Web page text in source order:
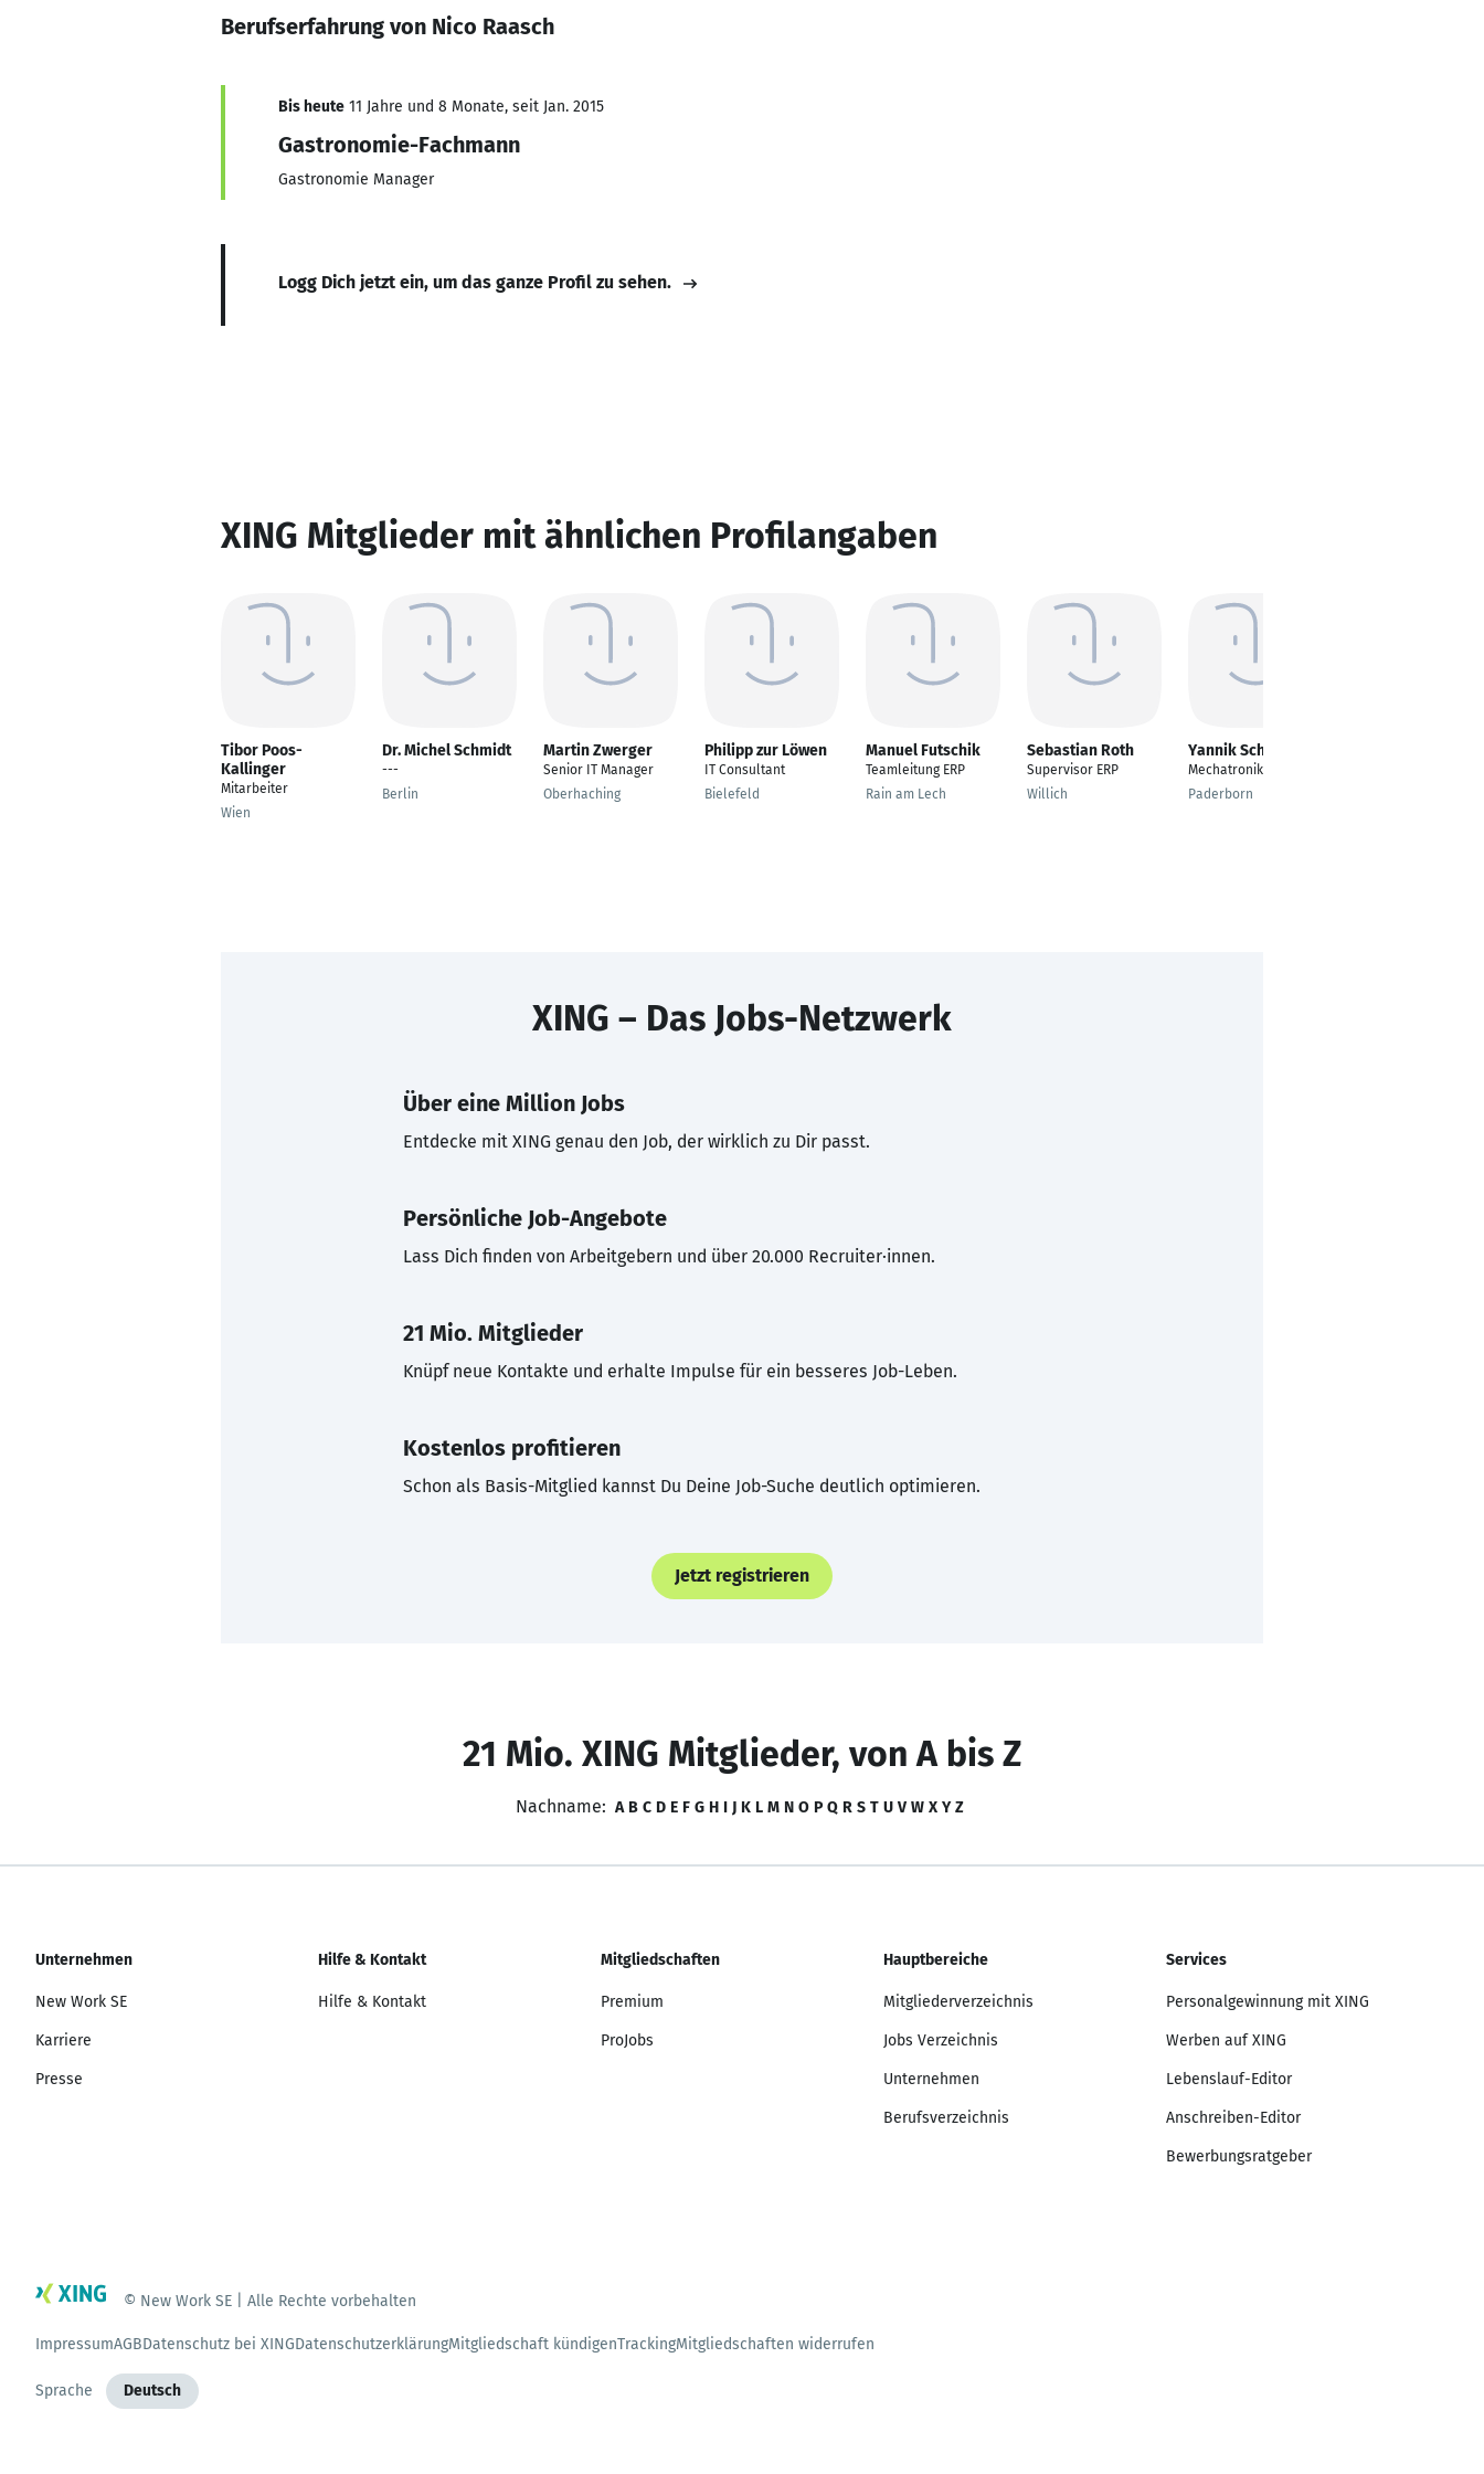
Berufserfahrung von Nico Raasch
Bis heute 11 Jahre und 8 Monate, seit Jan. 2015
Gastronomie-Fachmann
Gastronomie Manager
Logg Dich jetzt ein, um das ganze Profil zu sehen.
XING Mitglieder mit ähnlichen Profilangaben
Tibor Poos-
Kallinger
Mitarbeiter
Wien
Dr. Michel Schmidt
---
Berlin
Martin Zwerger
Senior IT Manager
Oberhaching
Philipp zur Löwen
IT Consultant
Bielefeld
Manuel Futschik
Teamleitung ERP
Rain am Lech
Sebastian Roth
Supervisor ERP
Willich
Yannik Schäfer
Mechatronik
Paderborn
XING – Das Jobs-Netzwerk
Über eine Million Jobs
Entdecke mit XING genau den Job, der wirklich zu Dir passt.
Persönliche Job-Angebote
Lass Dich finden von Arbeitgebern und über 20.000 Recruiter·innen.
21 Mio. Mitglieder
Knüpf neue Kontakte und erhalte Impulse für ein besseres Job-Leben.
Kostenlos profitieren
Schon als Basis-Mitglied kannst Du Deine Job-Suche deutlich optimieren.
Jetzt registrieren
21 Mio. XING Mitglieder, von A bis Z
Nachname: A B C D E F G H I J K L M N O P Q R S T U V W X Y Z
Unternehmen
New Work SE
Karriere
Presse
Hilfe & Kontakt
Hilfe & Kontakt
Mitgliedschaften
Premium
ProJobs
Hauptbereiche
Mitgliederverzeichnis
Jobs Verzeichnis
Unternehmen
Berufsverzeichnis
Services
Personalgewinnung mit XING
Werben auf XING
Lebenslauf-Editor
Anschreiben-Editor
Bewerbungsratgeber
© New Work SE | Alle Rechte vorbehalten
ImpressumAGBDatenschutz bei XINGDatenschutzerklärungMitgliedschaft kündigenTrackingMitgliedschaften widerrufen
Sprache Deutsch